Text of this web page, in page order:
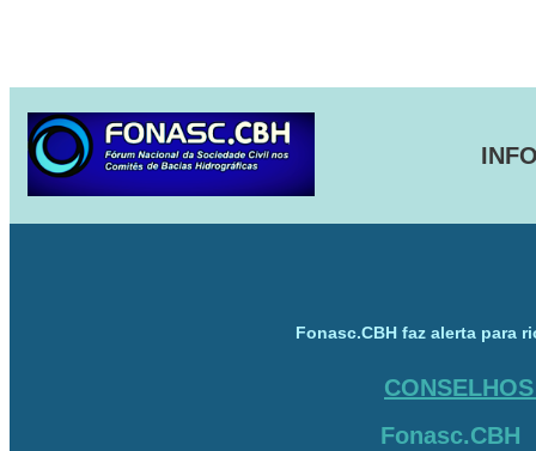
Fonasc.CBH faz alerta para